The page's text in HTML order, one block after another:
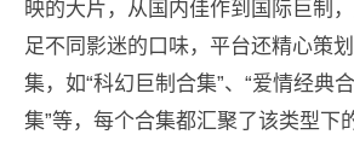
映的大片，从国内佳作到国际巨制
足不同影迷的口味，平台还精心策
集，如“科幻巨制合集”、“爱情经典
集”等，每个合集都汇聚了该类型下